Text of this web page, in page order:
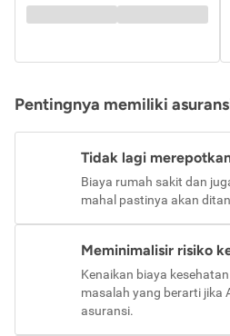
Pentingnya memiliki
Tidak lagi
Biaya rumah sakit dan
mahal pastinya akan
Meminimalisir risiko
Kenaikan biaya
masalah yang berarti jika
asuransi.